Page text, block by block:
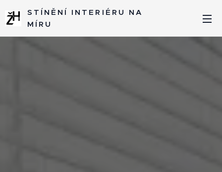
STÍNĚNÍ INTERIÉRU NA
MÍRU